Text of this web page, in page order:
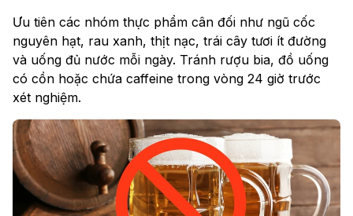
Ưu tiên các nhóm thực phẩm cân đối như ngũ cốc
nguyên hạt, rau xanh, thịt nạc, trái cây tươi ít đường
và uống đủ nước mỗi ngày. Tránh rượu bia, đồ uống
có cồn hoặc chứa caffeine trong vòng 24 giờ trước
xét nghiệm.